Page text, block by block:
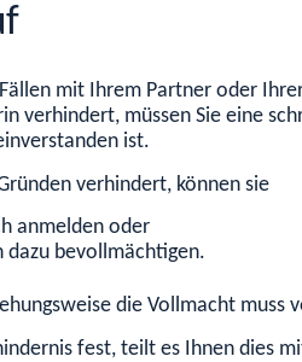
mit Ihrem Partner oder
verhindert, müssen Sie eine
ist.
verhindert, können sie
anmelden oder
dazu bevollmächtigen.
die Vollmacht muss
fest, teilt es Ihnen dies